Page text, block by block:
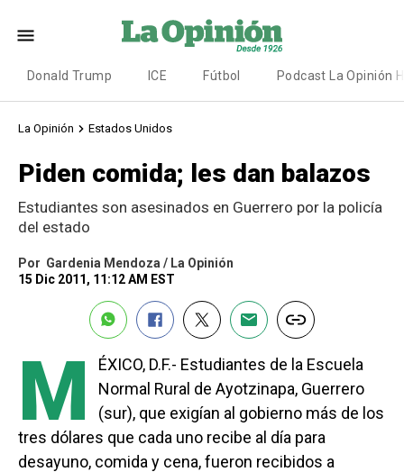
Donald Trump ICE Fútbol Podcast La Opinión
La Opinión Estados Unidos
Piden comida; les dan balazos
Estudiantes son asesinados en Guerrero por la policía
del estado
Por Gardenia Mendoza / La Opinión
15 Dic 2011, 11:12 AM EST
M
ÉXICO, D.F.- Estudiantes de la Escuela
Normal Rural de Ayotzinapa, Guerrero
(sur), que exigían al gobierno más de los
tres dólares que cada uno recibe al día para
desayuno, comida y cena, fueron recibidos a